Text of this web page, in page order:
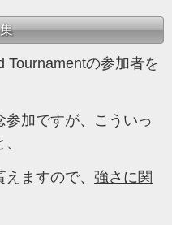
Tournamentの参加者を
加ですが、こういっ
ますので、 強さに関